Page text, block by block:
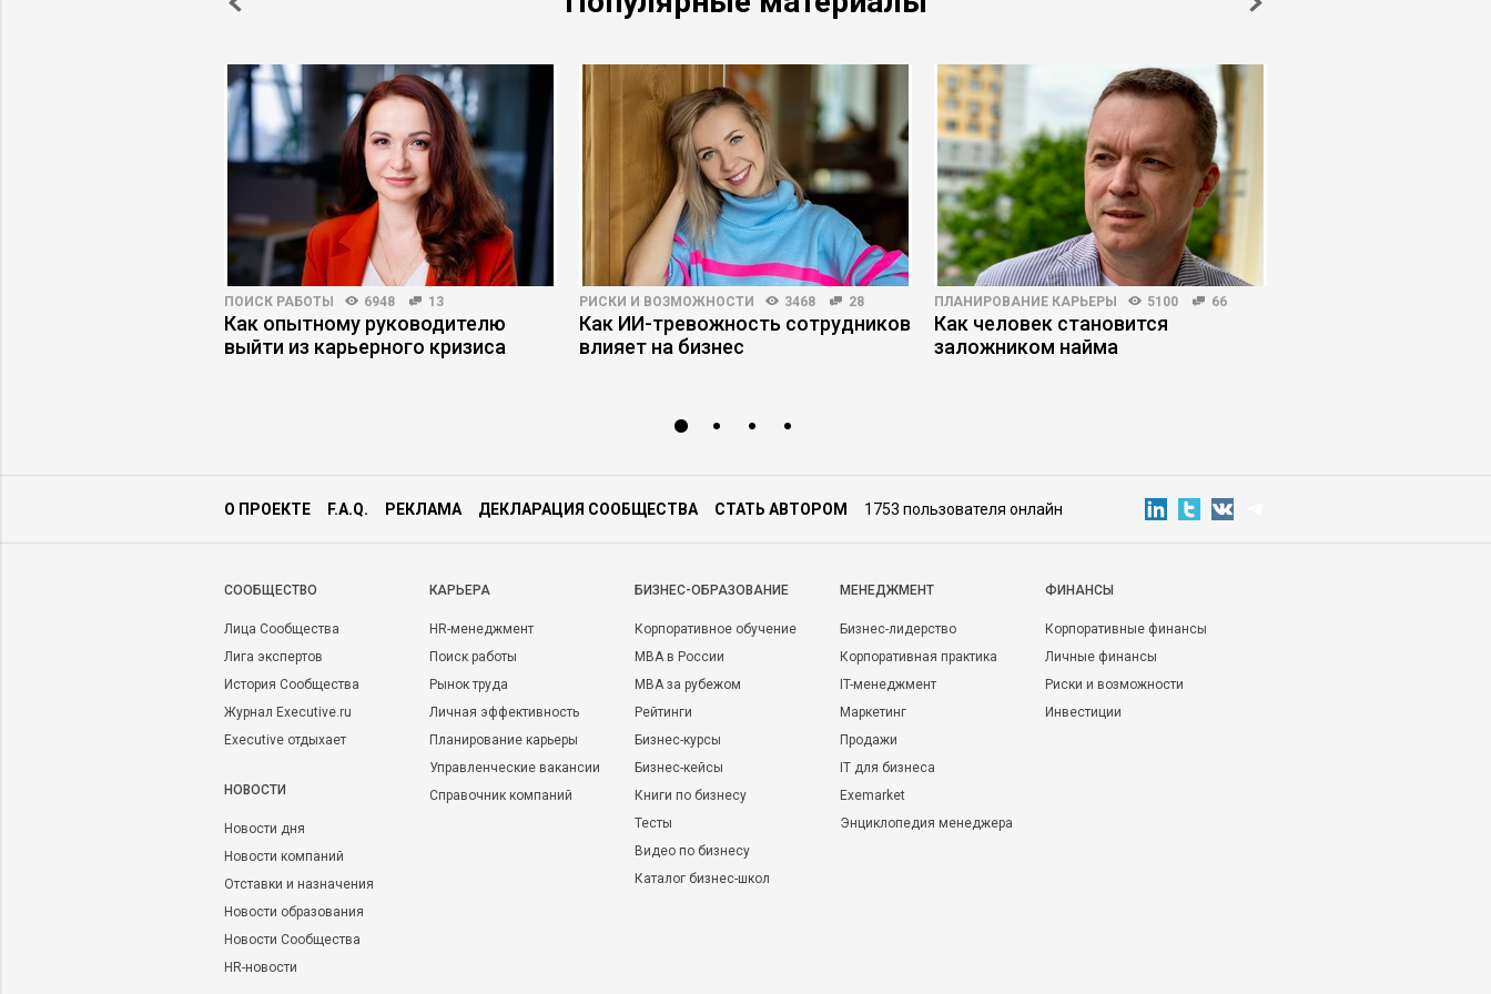
ПОИСК РАБОТЫ 6948 13
Как опытному руководителю
выйти из карьерного кризиса
РИСКИ И ВОЗМОЖНОСТИ 3468 28
Как ИИ-тревожность сотрудников
влияет на бизнес
ПЛАНИРОВАНИЕ КАРЬЕРЫ 5100 66
Как человек становится
заложником найма
О ПРОЕКТЕ F.A.Q. РЕКЛАМА ДЕКЛАРАЦИЯ СООБЩЕСТВА СТАТЬ АВТОРОМ 1753 пользователя онлайн
CООБЩЕСТВО
Лица Сообщества
Лига экспертов
История Сообщества
Журнал Executive.ru
Executive отдыхает
НОВОСТИ
Новости дня
Новости компаний
Отставки и назначения
Новости образования
Новости Сообщества
HR-новости
КАРЬЕРА
HR-менеджмент
Поиск работы
Рынок труда
Личная эффективность
Планирование карьеры
Управленческие вакансии
Справочник компаний
БИЗНЕС-ОБРАЗОВАНИЕ
Корпоративное обучение
MBA в России
MBA за рубежом
Рейтинги
Бизнес-курсы
Бизнес-кейсы
Книги по бизнесу
Тесты
Видео по бизнесу
Каталог бизнес-школ
МЕНЕДЖМЕНТ
Бизнес-лидерство
Корпоративная практика
IT-менеджмент
Маркетинг
Продажи
IT для бизнеса
Exemarket
Энциклопедия менеджера
ФИНАНСЫ
Корпоративные финансы
Личные финансы
Риски и возможности
Инвестиции